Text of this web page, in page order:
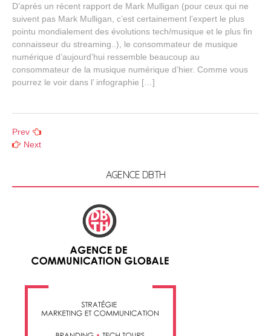
g
u
s
1
7
,
2
D’après un récent rapport de Mark Mulligan (pour ceux qui ne
suivent pas Mark Mulligan, c’est certainement l’expert le plus
pointu mondialement des évolutions tech/musique et le plus fin
connaisseur du streaming..), le consommateur de musique
numérique d’aujourd’hui ressemble beaucoup au
consommateur de la musique numérique d’hier. Comme vous
pourrez le voir dans l’ infographie […]
Posts
Prev
Next
AGENCE DBTH